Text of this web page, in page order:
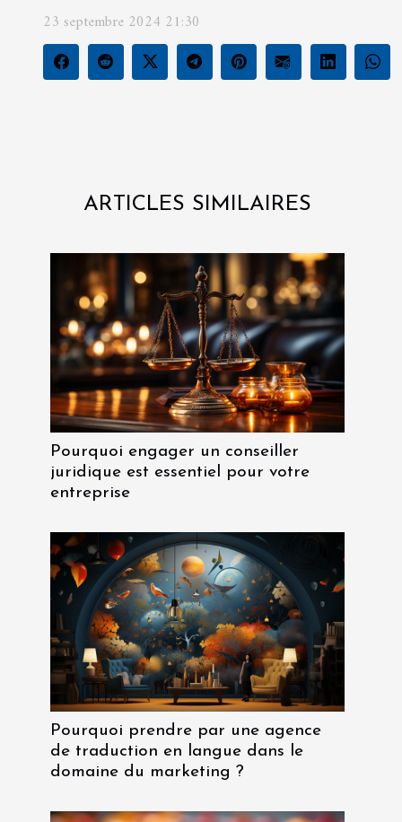
23 septembre 2024 21:30
ARTICLES SIMILAIRES
Pourquoi engager un conseiller
juridique est essentiel pour votre
entreprise
Pourquoi prendre par une agence
de traduction en langue dans le
domaine du marketing ?